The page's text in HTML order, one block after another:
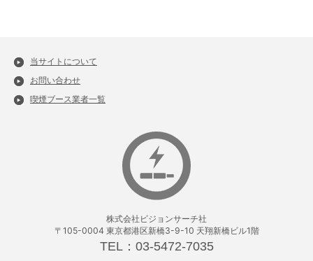
当サイトについて
お問い合わせ
喫煙ブース業者一覧
株式会社ビジョンサーチ社
〒105-0004 東京都港区新橋3-9-10 天翔新橋ビル1階
TEL：03-5472-7035